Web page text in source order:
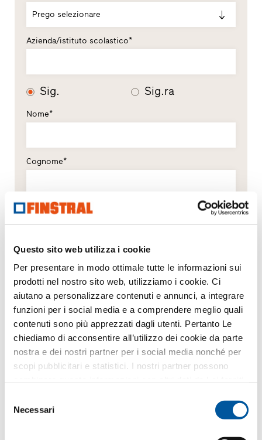
Questo sito web utilizza i cookie
Per presentare in modo ottimale tutte le informazioni sui
prodotti nel nostro sito web, utilizziamo i cookie. Ci
aiutano a personalizzare contenuti e annunci, a integrare
funzioni per i social media e a comprendere meglio quali
contenuti sono più apprezzati dagli utenti. Pertanto Le
chiediamo di acconsentire all’utilizzo dei cookie da parte
nostra e dei nostri partner per i social media nonché per
scopi pubblicitari e statistici. I nostri partner possono
delNecessari
Prego selezionare
Azienda/istituto scolastico*
Sig. Sig.ra
Nome*
Cognome*
E-mail*
Prego selezionare
Via/Piazza, numero civico*